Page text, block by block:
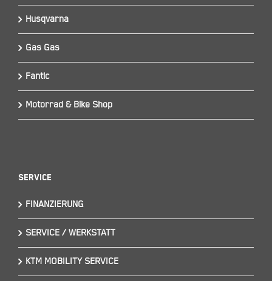
Husqvarna
Gas Gas
Fantic
Motorrad & Bike Shop
Service
FINANZIERUNG
SERVICE / WERKSTATT
KTM MOBILITY SERVICE